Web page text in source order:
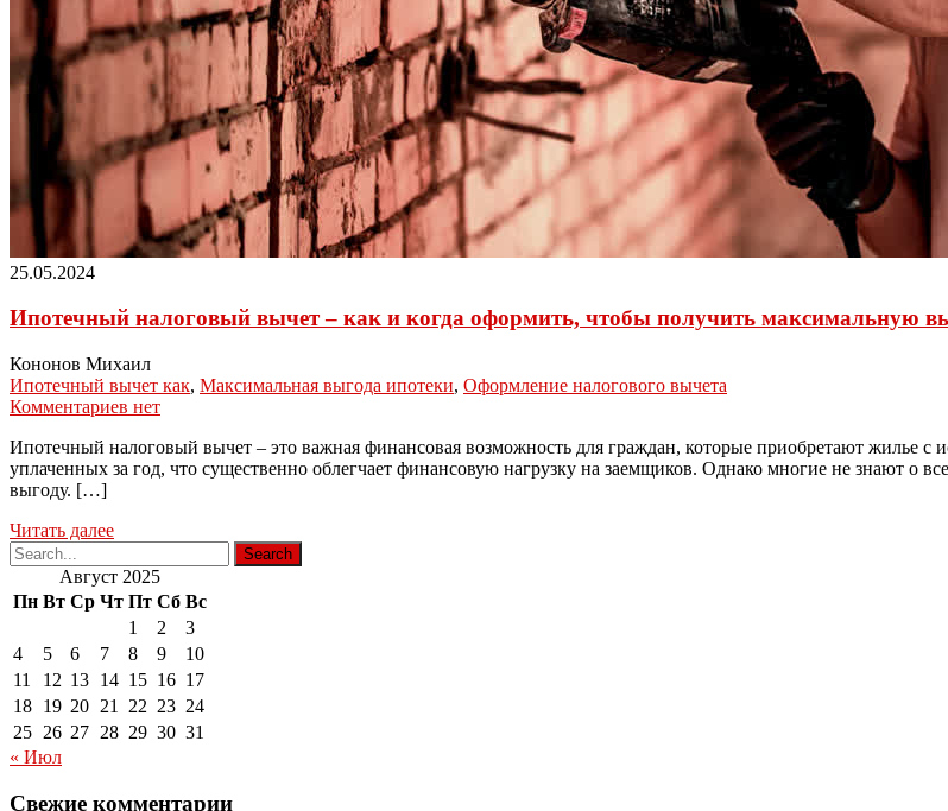
25.05.2024
Ипотечный налоговый вычет – как и когда оформить, чтобы получить максимальную
Кононов Михаил
Ипотечный вычет как, Максимальная выгода ипотеки, Оформление налогового вычета
Комментариев нет
Ипотечный налоговый вычет – это важная финансовая возможность для граждан, которые приобретают жилье с
уплаченных за год, что существенно облегчает финансовую нагрузку на заемщиков. Однако многие не знают о
выгоду. […]
Читать далее
Август 2025
Пн Вт Ср Чт Пт Сб Вс
1
2
3
4
5 6 7 8 9
10
11
12 13 14 15 16 17
18 19 20 21 22 23 24
25 26 27 28 29 30 31
« Июл
Свежие комментарии